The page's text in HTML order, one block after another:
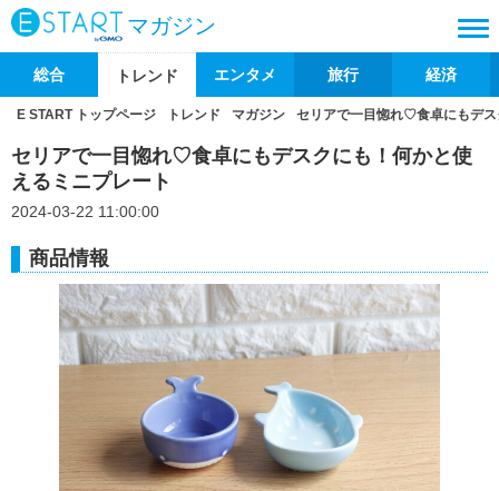
マガジン
総合 トレンド エンタメ 旅行 経済
E START トップページ トレンド マガジン セリアで一目惚れ♡食卓にもデ
セリアで一目惚れ♡食卓にもデスクにも！何かと使
えるミニプレート
2024-03-22 11:00:00
商品情報